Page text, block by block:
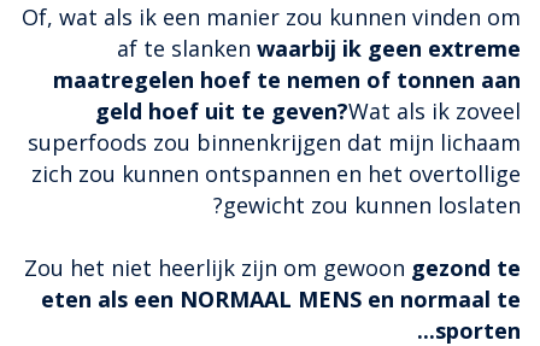
Of, wat als ik een manier zou kunnen vinden om
af te slanken waarbij ik geen extreme
maatregelen hoef te nemen of tonnen aan
geld hoef uit te geven?Wat als ik zoveel
superfoods zou binnenkrijgen dat mijn lichaam
zich zou kunnen ontspannen en het overtollige
gewicht zou kunnen loslaten?
Zou het niet heerlijk zijn om gewoon gezond te
eten als een NORMAAL MENS en normaal te
sporten...